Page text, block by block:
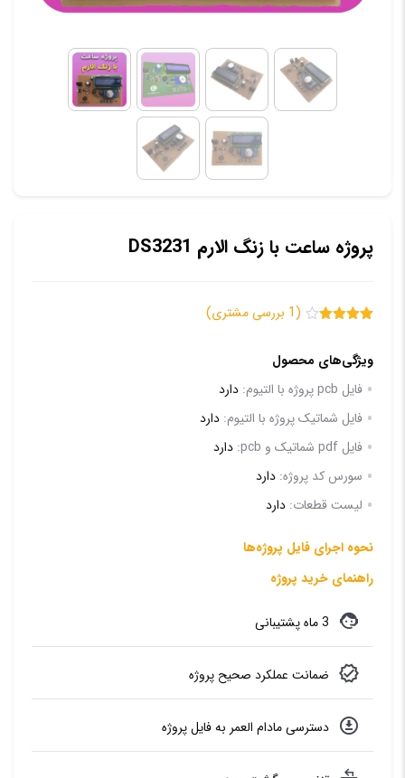
پروژه ساعت با زنگ الارم DS3231
در
امتیازدهی
مشتری
(
1 بررسی مشتری)
ویژگی‌های محصول
فایل pcb پروژه با التیوم:
دارد
فایل شماتیک پروژه با التیوم: دارد
فایل pdf شماتیک و pcb:
دارد
سورس کد پروژه: دارد
لیست قطعات: دارد
نحوه اجرای فایل پروژه‌ها
راهنمای خرید پروژه
3 ماه پشتیبانی
ضمانت عملکرد صحیح پروژه
دسترسی مادام العمر به فایل پروژه